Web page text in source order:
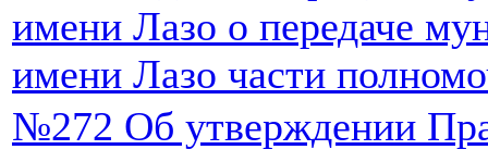
имени Лазо о передаче
имени Лазо части
№272 Об утверждении